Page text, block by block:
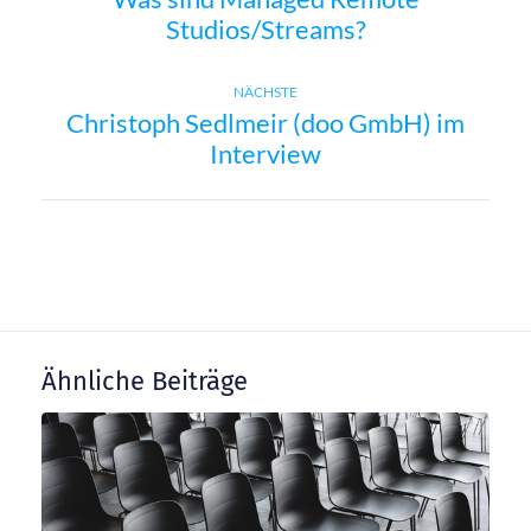
s
n
a
Studios/Streams?
NÄCHSTENext
post:
Christoph Sedlmeir (doo GmbH) im
Interview
Ähnliche Beiträge